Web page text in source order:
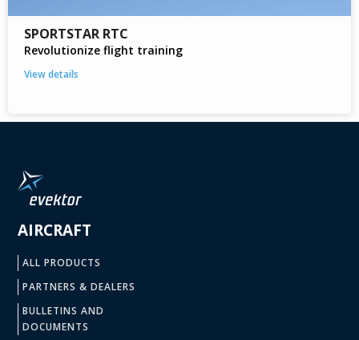
SPORTSTAR RTC
Revolutionize flight training
View details
AIRCRAFT
ALL PRODUCTS
PARTNERS & DEALERS
BULLETINS AND
DOCUMENTS